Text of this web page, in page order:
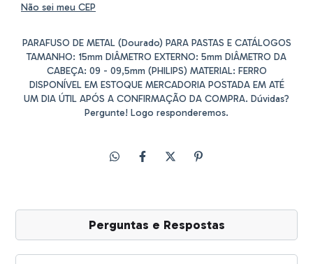
Não sei meu CEP
PARAFUSO DE METAL (Dourado) PARA PASTAS E CATÁLOGOS
TAMANHO: 15mm DIÂMETRO EXTERNO: 5mm DIÂMETRO DA
CABEÇA: 09 - 09,5mm (PHILIPS) MATERIAL: FERRO
DISPONÍVEL EM ESTOQUE MERCADORIA POSTADA EM ATÉ
UM DIA ÚTIL APÓS A CONFIRMAÇÃO DA COMPRA. Dúvidas?
Pergunte! Logo responderemos.
Perguntas e Respostas